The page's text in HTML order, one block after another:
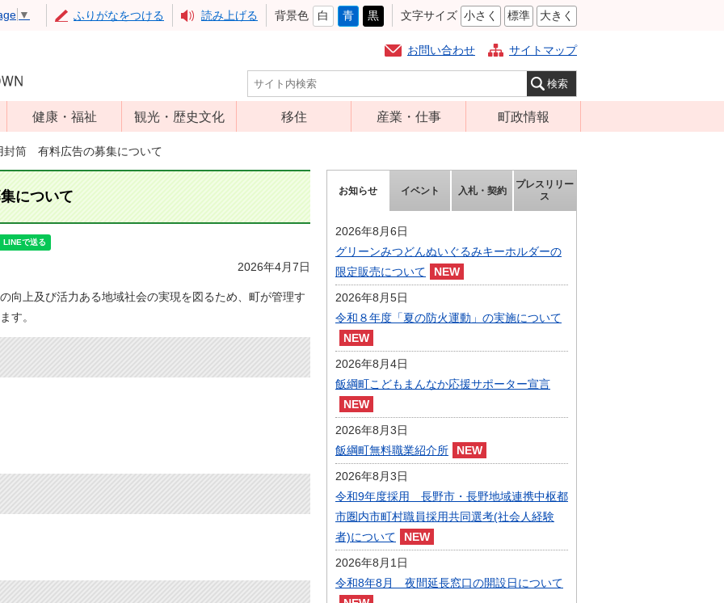
▼ ふりがなをつける 読み上げる 背景色 白 青 黒 文字サイズ 小さく 標準 大きく
お問い合わせ サイトマップ
健康・福祉
児童福祉
高齢者福祉
介護保険
障害福祉
保健・医療
予防接種
観光・歴史文化
観光
アップルミュー
移住 産業・仕事
就労支援
農林業振興
届出・証明・法
令・規制
企業の税金
入札・契約
指定管理者制度
人材募集
町政情報
組織案内
庁舎案内
ふるさと納税
人事・職員募集
まちづくり
庁舎建設
封筒 有料広告の募集について
について
2026年4月7日
向上及び活力ある地域社会の実現を図るため、町が管理す
す。
お知らせ イベント 入札・契約
プレスリリー
ス
2026年8月6日
グリーンみつどんぬいぐるみキーホルダーの
限定販売について
2026年8月5日
令和８年度「夏の防火運動」の実施について
2026年8月4日
飯綱町こどもまんなか応援サポーター宣言
2026年8月3日
飯綱町無料職業紹介所
2026年8月3日
令和9年度採用 長野市・長野地域連携中枢都
市圏内市町村職員採用共同選考(社会人経験
者)について
2026年8月1日
令和8年8月 夜間延長窓口の開設日について